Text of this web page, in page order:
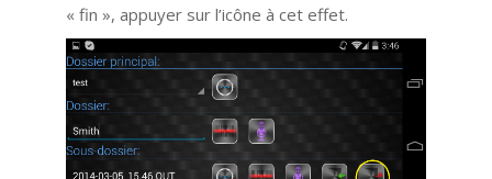
« fin », appuyer sur l’icône à cet effet.